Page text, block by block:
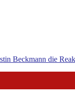
Beckmann die